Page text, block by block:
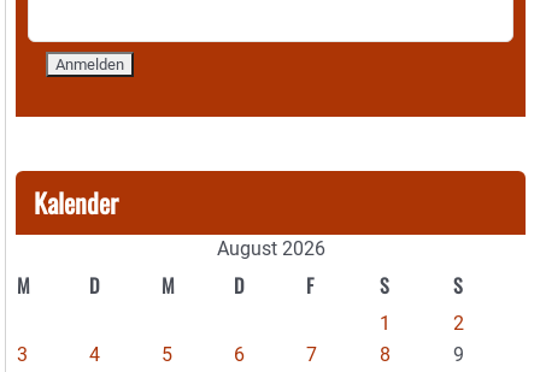
Kalender
August 2026
M D M D F S S
1
2
3
4 5 6 7 8
9